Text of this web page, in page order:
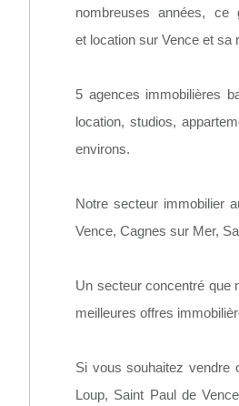
nombreuses années,
et location sur Vence et sa
5 agences immobilières
location, studios,
environs.
Notre secteur immobilier
Vence, Cagnes sur Mer,
Un secteur concentré que
meilleures offres
Si vous souhaitez vendre
Loup, Saint Paul de